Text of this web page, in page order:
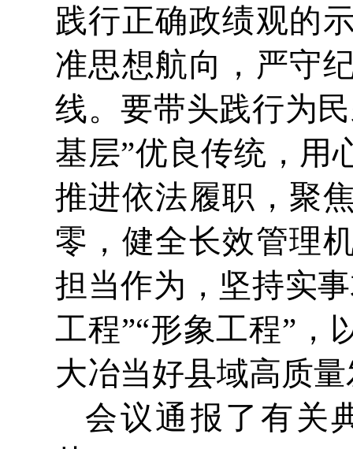
践行正确政绩观的
准思想航向，严守
线。要带头践行为
基层”优良传统，用
推进依法履职，聚
零，健全长效管理
担当作为，坚持实
工程”“形象工程”，
大冶当好县域高质
会议通报了有关